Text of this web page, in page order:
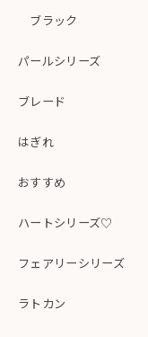
ブラック
パールシリーズ
ブレード
はぎれ
おすすめ
ハートシリーズ♡
フェアリーシリーズ
ラトカン